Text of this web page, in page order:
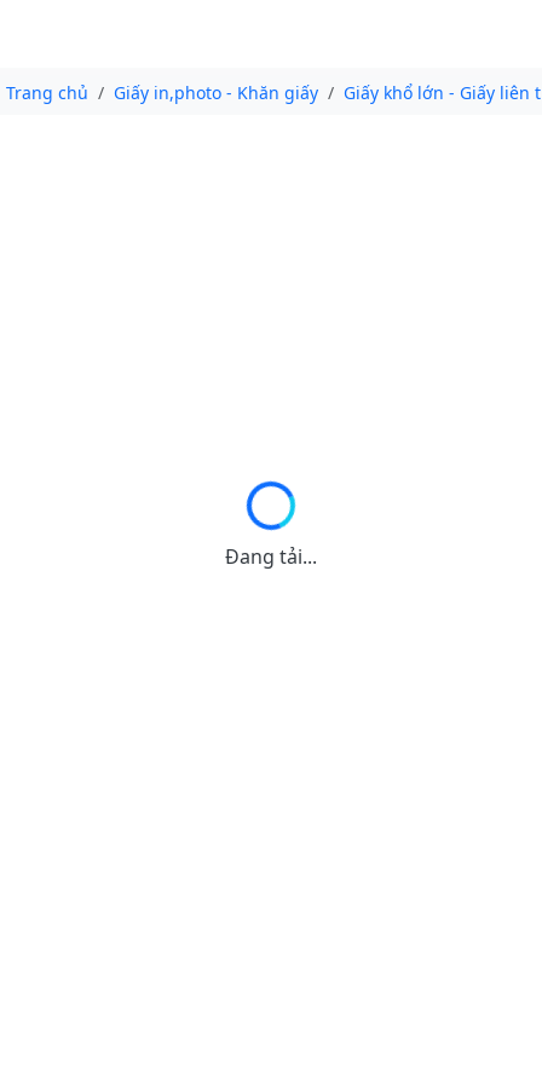
Trang chủ Giấy in,photo - Khăn giấy Giấy khổ lớn - Giấy liên
Đang tải...